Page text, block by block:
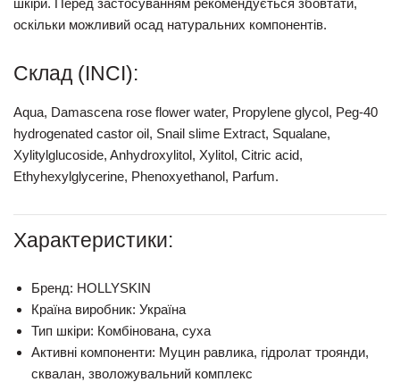
шкіри. Перед застосуванням рекомендується збовтати,
оскільки можливий осад натуральних компонентів.
Склад (INCI):
Aqua, Damascena rose flower water, Propylene glycol, Peg-40
hydrogenated castor oil, Snail slime Extract, Squalane,
Xylitylglucoside, Anhydroxylitol, Xylitol, Citric acid,
Ethyhexylglycerine, Phenoxyethanol, Parfum.
Характеристики:
Бренд: HOLLYSKIN
Країна виробник: Україна
Тип шкіри: Комбінована, суха
Активні компоненти: Муцин равлика, гідролат троянди,
сквалан, зволожувальний комплекс